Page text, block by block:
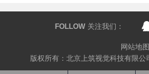
FOLLOW 关注我们：
网站地图
版权所有：北京上筑视觉科技有限